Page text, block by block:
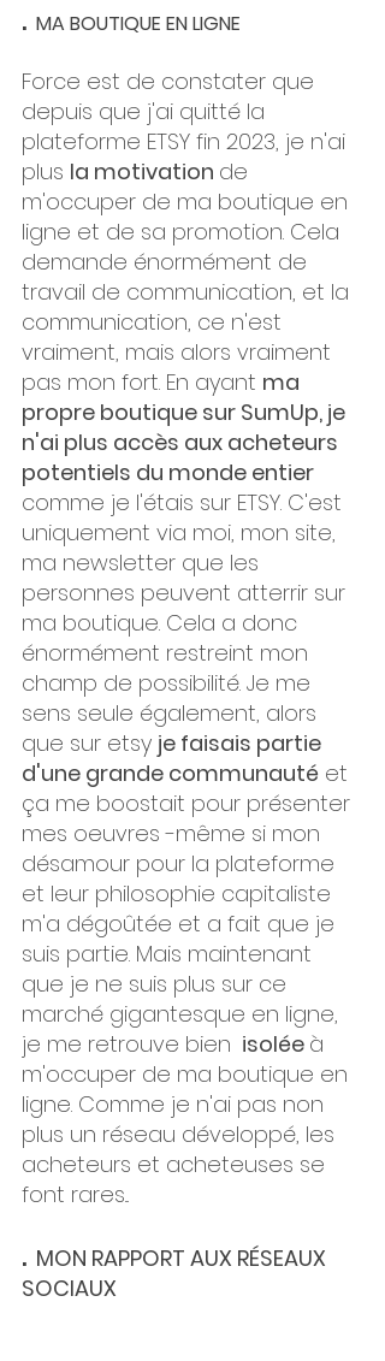
. MA BOUTIQUE EN LIGNE
Force est de constater que
depuis que j'ai quitté la
plateforme ETSY fin 2023, je n'ai
plus la motivation de
m'occuper de ma boutique en
ligne et de sa promotion. Cela
demande énormément de
travail de communication, et la
communication, ce n'est
vraiment, mais alors vraiment
pas mon fort. En ayant ma
propre boutique sur SumUp, je
n'ai plus accès aux acheteurs
potentiels du monde entier
comme je l'étais sur ETSY. C'est
uniquement via moi, mon site,
ma newsletter que les
personnes peuvent atterrir sur
ma boutique. Cela a donc
énormément restreint mon
champ de possibilité. Je me
sens seule également, alors
que sur etsy je faisais partie
d'une grande communauté et
ça me boostait pour présenter
mes oeuvres -même si mon
désamour pour la plateforme
et leur philosophie capitaliste
m'a dégoûtée et a fait que je
suis partie. Mais maintenant
que je ne suis plus sur ce
marché gigantesque en ligne,
je me retrouve bien isolée à
m'occuper de ma boutique en
ligne. Comme je n'ai pas non
plus un réseau développé, les
acheteurs et acheteuses se
font rares...
. MON RAPPORT AUX RÉSEAUX
SOCIAUX